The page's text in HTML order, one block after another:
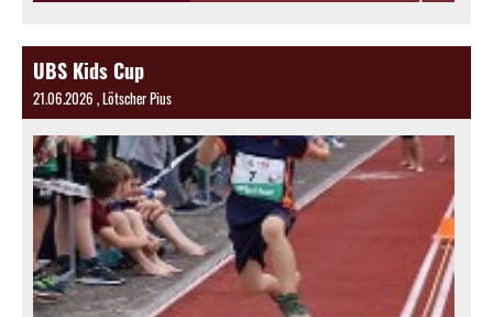
UBS Kids Cup
21.06.2026 , Lötscher Pius